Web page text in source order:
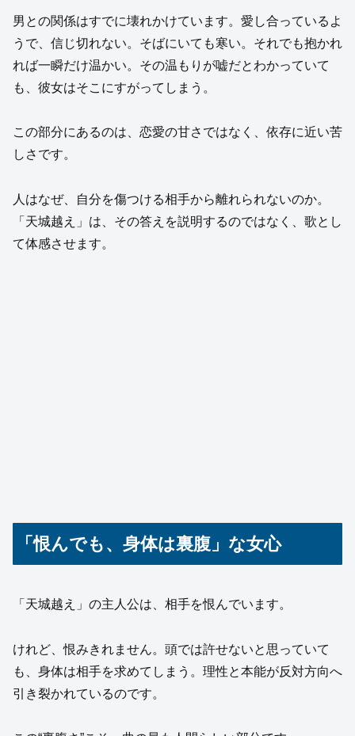
男との関係はすでに壊れかけています。愛し合っているよ
うで、信じ切れない。そばにいても寒い。それでも抱かれ
れば一瞬だけ温かい。その温もりが嘘だとわかっていて
も、彼女はそこにすがってしまう。
この部分にあるのは、恋愛の甘さではなく、依存に近い苦
しさです。
人はなぜ、自分を傷つける相手から離れられないのか。
「天城越え」は、その答えを説明するのではなく、歌とし
て体感させます。
「恨んでも、身体は裏腹」な女心
「天城越え」の主人公は、相手を恨んでいます。
けれど、恨みきれません。頭では許せないと思っていて
も、身体は相手を求めてしまう。理性と本能が反対方向へ
引き裂かれているのです。